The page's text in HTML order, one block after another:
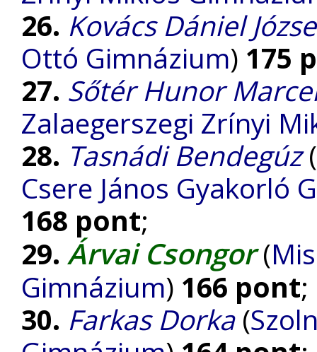
26. Kovács Dániel
Ottó Gimnázium) 175
27. Sőtér Hunor
Zalaegerszegi Zrínyi
28. Tasnádi Bendegúz(
Csere János Gyakorló
168 pont;
29. Árvai Csongor(
Gimnázium) 166 pont;
30. Farkas Dorka(